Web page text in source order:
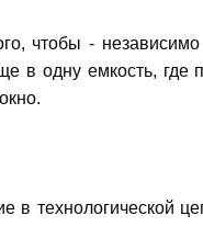
чтобы -
одну емкость, где
технологической